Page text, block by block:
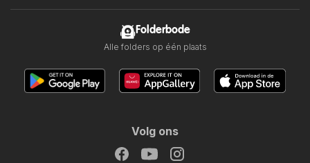
Folderbode
Alle folders op één plaats
Volg ons